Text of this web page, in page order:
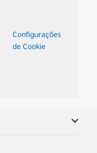
Configurações
de Cookie